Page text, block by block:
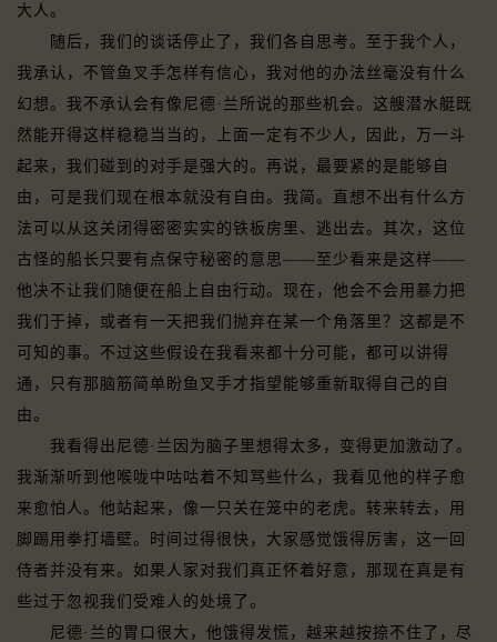
大人。
随后，我们的谈话停止了，我们各自思考。至于我个人，
我承认，不管鱼叉手怎样有信心，我对他的办法丝毫没有什么
幻想。我不承认会有像尼德·兰所说的那些机会。这艘潜水艇既
然能开得这样稳稳当当的，上面一定有不少人，因此，万一斗
起来，我们碰到的对手是强大的。再说，最要紧的是能够自
由，可是我们现在根本就没有自由。我简。直想不出有什么方
法可以从这关闭得密密实实的铁板房里、逃出去。其次，这位
古怪的船长只要有点保守秘密的意思——至少看来是这样——
他决不让我们随便在船上自由行动。现在，他会不会用暴力把
我们于掉，或者有一天把我们抛弃在某一个角落里？这都是不
可知的事。不过这些假设在我看来都十分可能，都可以讲得
通，只有那脑筋简单盼鱼叉手才指望能够重新取得自己的自
由。
我看得出尼德·兰因为脑子里想得太多，变得更加激动了。
我渐渐听到他喉咙中咕咕着不知骂些什么，我看见他的样子愈
来愈怕人。他站起来，像一只关在笼中的老虎。转来转去，用
脚踢用拳打墙壁。时间过得很快，大家感觉饿得厉害，这一回
侍者并没有来。如果人家对我们真正怀着好意，那现在真是有
些过于忽视我们受难人的处境了。
尼德·兰的胃口很大，他饿得发慌，越来越按捺不住了，尽